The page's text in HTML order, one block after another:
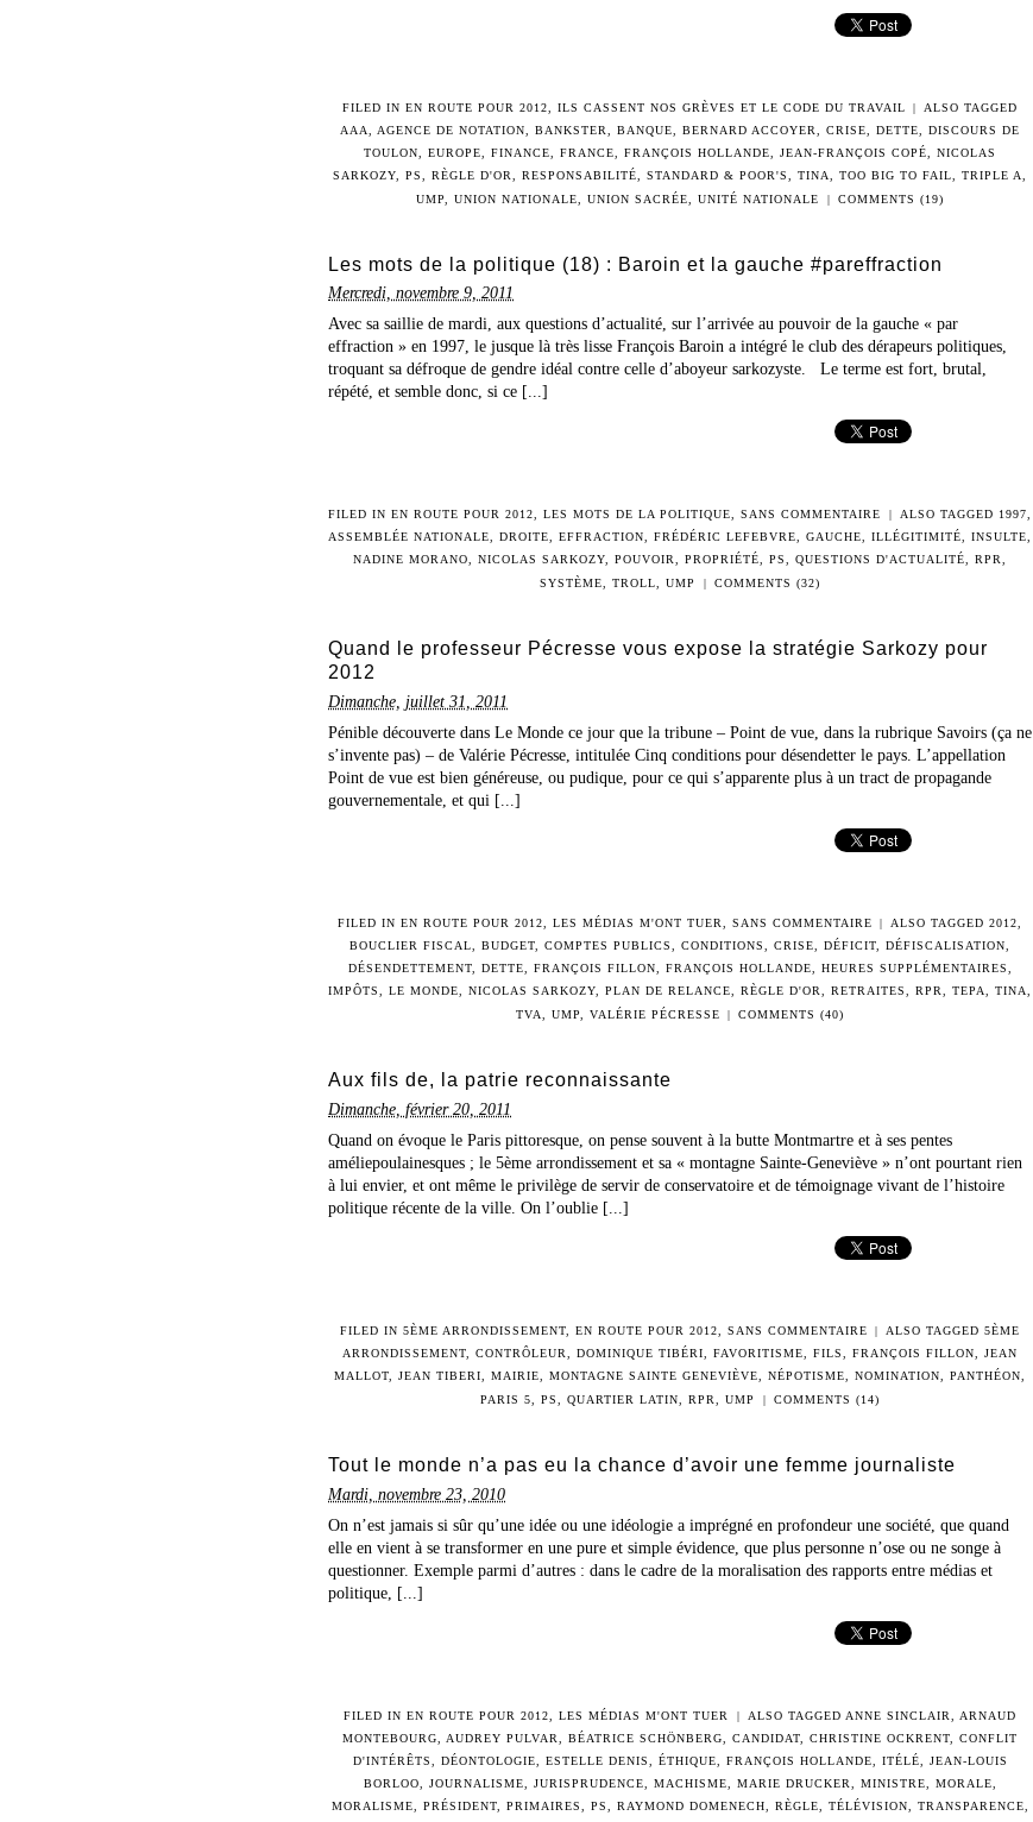
FILED IN EN ROUTE POUR 2012 ILS CASSENT NOS GRÈVES ET LE CODE DU TRAVAIL |
ALSO TAGGED
AAA
AGENCE DE NOTATION BANKSTER BANQUE BERNARD ACCOYER CRISE DETTE
DISCOURS DE
TOULON
EUROPE FINANCE FRANCE FRANÇOIS HOLLANDE JEAN-FRANÇOIS COPÉ
NICOLAS
SARKOZY
PS RÈGLE D'OR RESPONSABILITÉ STANDARD & POOR'S TINA TOO BIG TO FAIL TRIPLE A
UMP
,UNION NATIONALE ,UNION SACRÉE ,UNITÉ NATIONALE | COMMENTS (19)
Les mots de la politique (18) : Baroin et la gauche #pareffraction
Mercredi, novembre 9, 2011
Avec sa saillie de mardi, aux questions d’actualité, sur l’arrivée au pouvoir de la gauche « par
effraction » en 1997, le jusque là très lisse François Baroin a intégré le club des dérapeurs politiques,
troquant sa défroque de gendre idéal contre celle d’aboyeur sarkozyste. Le terme est fort, brutal,
répété, et semble donc, si ce [...]
FILED INEN ROUTE POUR 2012,LES MOTS DE LA POLITIQUE,SANS COMMENTAIRE ALSO TAGGED 1997,
ASSEMBLÉE NATIONALE, DROITE, EFFRACTION, FRÉDÉRIC LEFEBVRE, GAUCHE, ILLÉGITIMITÉ, INSULTE,
NADINE MORANO, NICOLAS SARKOZY, POUVOIR, PROPRIÉTÉ, PS, QUESTIONS D'ACTUALITÉ, RPR,
SYSTÈME,TROLL,UMP COMMENTS (32)
Quand le professeur Pécresse vous expose la stratégie Sarkozy pour
2012
Dimanche, juillet 31, 2011
Pénible découverte dans Le Monde ce jour que la tribune – Point de vue, dans la rubrique Savoirs (ça ne
s’invente pas) – de Valérie Pécresse, intitulée Cinq conditions pour désendetter le pays. L’appellation
Point de vue est bien généreuse, ou pudique, pour ce qui s’apparente plus à un tract de propagande
gouvernementale, et qui [...]
FILED IN EN ROUTE POUR 2012, LES MÉDIAS M'ONT TUER, SANS COMMENTAIRE | ALSO TAGGED2012,
BOUCLIER FISCAL, BUDGET, COMPTES PUBLICS, CONDITIONS, CRISE, DÉFICIT, DÉFISCALISATION,
DÉSENDETTEMENT, DETTE, FRANÇOIS FILLON, FRANÇOIS HOLLANDE, HEURES SUPPLÉMENTAIRES,
IMPÔTS, LE MONDE, NICOLAS SARKOZY, PLAN DE RELANCE, RÈGLE D'OR, RETRAITES, RPR, TEPA, TINA,
TVA, UMP, VALÉRIE PÉCRESSE | COMMENTS (40)
Aux fils de, la patrie reconnaissante
Dimanche, février 20, 2011
Quand on évoque le Paris pittoresque, on pense souvent à la butte Montmartre et à ses pentes
améliepoulainesques ; le 5ème arrondissement et sa « montagne Sainte-Geneviève » n’ont pourtant rien
à lui envier, et ont même le privilège de servir de conservatoire et de témoignage vivant de l’histoire
politique récente de la ville. On l’oublie [...]
FILED IN 5ÈME ARRONDISSEMENT, EN ROUTE POUR 2012, SANS COMMENTAIRE | ALSO TAGGED5ÈME
ARRONDISSEMENT, CONTRÔLEUR, DOMINIQUE TIBÉRI, FAVORITISME, FILS, FRANÇOIS FILLON, JEAN
MALLOT, JEAN TIBERI, MAIRIE, MONTAGNE SAINTE GENEVIÈVE, NÉPOTISME, NOMINATION, PANTHÉON,
PARIS 5,PS,QUARTIER LATIN,RPR,UMP | COMMENTS (14)
Tout le monde n’a pas eu la chance d’avoir une femme journaliste
Mardi, novembre 23, 2010
On n’est jamais si sûr qu’une idée ou une idéologie a imprégné en profondeur une société, que quand
elle en vient à se transformer en une pure et simple évidence, que plus personne n’ose ou ne songe à
questionner. Exemple parmi d’autres : dans le cadre de la moralisation des rapports entre médias et
politique, [...]
FILED INEN ROUTE POUR 2012 ,LES MÉDIAS M'ONT TUER | ALSO TAGGED ANNE SINCLAIR
ARNAUD
MONTEBOURG
AUDREY PULVAR BÉATRICE SCHÖNBERG CANDIDAT CHRISTINE OCKRENT
CONFLIT
D'INTÉRÊTS
DÉONTOLOGIE ESTELLE DENIS ÉTHIQUE FRANÇOIS HOLLANDE ITÉLÉ
JEAN-LOUIS
BORLOO
JOURNALISME JURISPRUDENCE MACHISME MARIE DRUCKER MINISTRE MORALE
MORALISME
PRÉSIDENT, PRIMAIRES PS RAYMOND DOMENECH RÈGLE TÉLÉVISION TRANSPARENCE